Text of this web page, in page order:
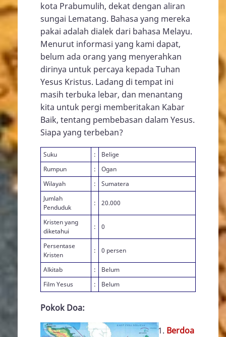
kota Prabumulih, dekat dengan aliran
sungai Lematang. Bahasa yang mereka
pakai adalah dialek dari bahasa Melayu.
Menurut informasi yang kami dapat,
belum ada orang yang menyerahkan
dirinya untuk percaya kepada Tuhan
Yesus Kristus. Ladang di tempat ini
masih terbuka lebar, dan menantang
kita untuk pergi memberitakan Kabar
Baik, tentang pembebasan dalam Yesus.
Siapa yang terbeban?
Suku :
Belige
Rumpun
:
Ogan
Wilayah
:
Sumatera
Jumlah
Penduduk
: 20.000
Kristen yang
diketahui
: 0
Persentase
Kristen
: 0 persen
Alkitab :
Belum
Film Yesus
: Belum
Pokok Doa:
Berdoa